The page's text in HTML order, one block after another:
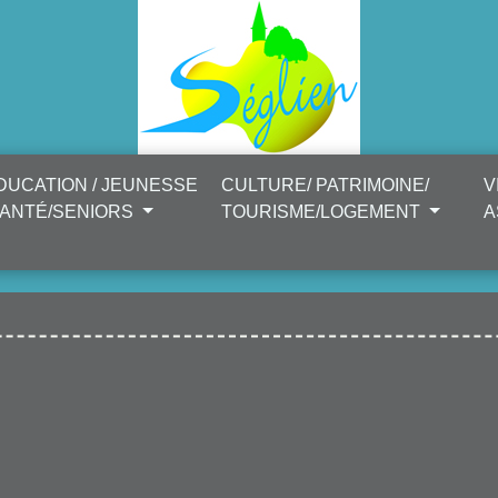
/ JEUNESSE
SENIORS
CULTURE/ PATRIMOINE/
TOURISME/LOGEMENT